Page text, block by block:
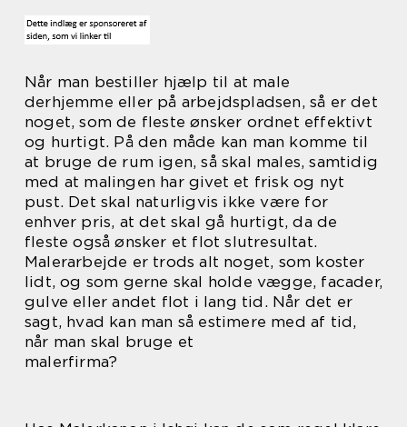
Når man bestiller hjælp til at male
derhjemme eller på arbejdspladsen, så er det
noget, som de fleste ønsker ordnet effektivt
og hurtigt. På den måde kan man komme til
at bruge de rum igen, så skal males, samtidig
med at malingen har givet et frisk og nyt
pust. Det skal naturligvis ikke være for
enhver pris, at det skal gå hurtigt, da de
fleste også ønsker et flot slutresultat.
Malerarbejde er trods alt noget, som koster
lidt, og som gerne skal holde vægge, facader,
gulve eller andet flot i lang tid. Når det er
sagt, hvad kan man så estimere med af tid,
når man skal bruge et
malerfirma?